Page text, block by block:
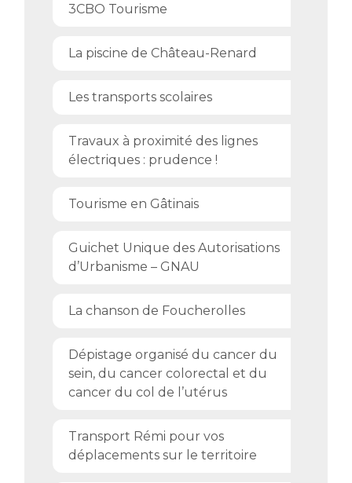
3CBO Tourisme
La piscine de Château-Renard
Les transports scolaires
Travaux à proximité des lignes
électriques : prudence !
Tourisme en Gâtinais
Guichet Unique des Autorisations
d’Urbanisme – GNAU
La chanson de Foucherolles
Dépistage organisé du cancer du
sein, du cancer colorectal et du
cancer du col de l’utérus
Transport Rémi pour vos
déplacements sur le territoire